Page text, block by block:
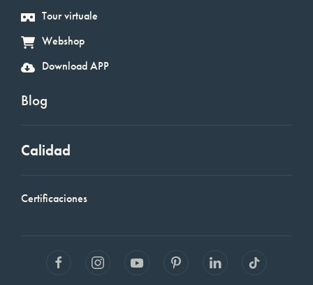
Tour virtuale
Webshop
Download APP
Blog
Calidad
Certificaciones